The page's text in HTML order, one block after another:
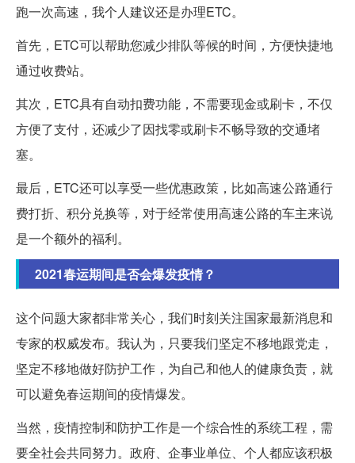
跑一次高速，我个人建议还是办理ETC。
首先，ETC可以帮助您减少排队等候的时间，方便快捷地
通过收费站。
其次，ETC具有自动扣费功能，不需要现金或刷卡，不仅
方便了支付，还减少了因找零或刷卡不畅导致的交通堵
塞。
最后，ETC还可以享受一些优惠政策，比如高速公路通行
费打折、积分兑换等，对于经常使用高速公路的车主来说
是一个额外的福利。
2021春运期间是否会爆发疫情？
这个问题大家都非常关心，我们时刻关注国家最新消息和
专家的权威发布。我认为，只要我们坚定不移地跟党走，
坚定不移地做好防护工作，为自己和他人的健康负责，就
可以避免春运期间的疫情爆发。
当然，疫情控制和防护工作是一个综合性的系统工程，需
要全社会共同努力。政府、企事业单位、个人都应该积极